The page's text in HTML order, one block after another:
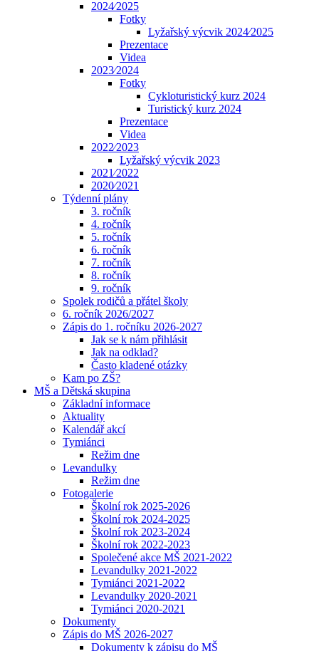
2024⁄2025
Fotky
Lyžařský výcvik 2024⁄2025
Prezentace
Videa
2023⁄2024
Fotky
Cykloturistický kurz 2024
Turistický kurz 2024
Prezentace
Videa
2022⁄2023
Lyžařský výcvik 2023
2021⁄2022
2020⁄2021
Týdenní plány
3. ročník
4. ročník
5. ročník
6. ročník
7. ročník
8. ročník
9. ročník
Spolek rodičů a přátel školy
6. ročník 2026/2027
Zápis do 1. ročníku 2026-2027
Jak se k nám přihlásit
Jak na odklad?
Často kladené otázky
Kam po ZŠ?
MŠ a Dětská skupina
Základní informace
Aktuality
Kalendář akcí
Tymiánci
Režim dne
Levandulky
Režim dne
Fotogalerie
Školní rok 2025-2026
Školní rok 2024-2025
Školní rok 2023-2024
Školní rok 2022-2023
Společené akce MŠ 2021-2022
Levandulky 2021-2022
Tymiánci 2021-2022
Levandulky 2020-2021
Tymiánci 2020-2021
Dokumenty
Zápis do MŠ 2026-2027
Dokumenty k zápisu do MŠ